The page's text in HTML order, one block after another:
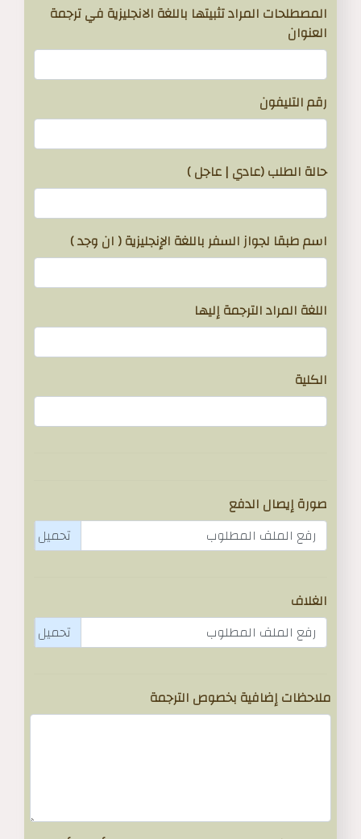
المصطلحات المراد تثبيتها باللغة الانجليزية في ترجمة
العنوان
رقم التليفون
حالة الطلب (عادي | عاجل )
اسم طبقا لجواز السفر باللغة الإنجليزية ( ان وجد )
اللغة المراد الترجمة إليها
الكلية
صورة إيصال الدفع
رفع الملف المطلوب
الغلاف
رفع الملف المطلوب
ملاحظات إضافية بخصوص الترجمة